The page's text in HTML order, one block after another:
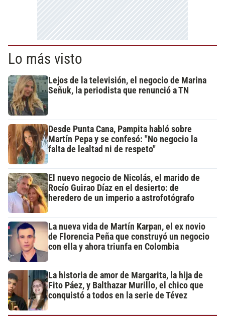
Lo más visto
Lejos de la televisión, el negocio de Marina
Señuk, la periodista que renunció a TN
Desde Punta Cana, Pampita habló sobre
Martín Pepa y se confesó: "No negocio la
falta de lealtad ni de respeto"
El nuevo negocio de Nicolás, el marido de
Rocío Guirao Díaz en el desierto: de
heredero de un imperio a astrofotógrafo
La nueva vida de Martín Karpan, el ex novio
de Florencia Peña que construyó un negocio
con ella y ahora triunfa en Colombia
La historia de amor de Margarita, la hija de
Fito Páez, y Balthazar Murillo, el chico que
conquistó a todos en la serie de Tévez